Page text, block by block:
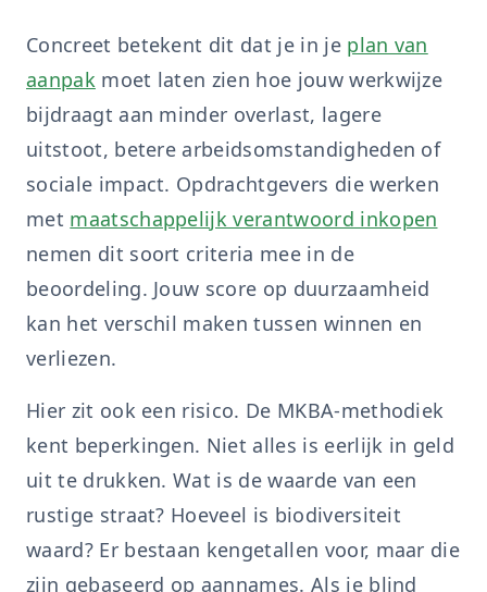
Concreet betekent dit dat je in je plan van
aanpakmoet laten zien hoe jouw werkwijze
bijdraagt aan minder overlast, lagere
uitstoot, betere arbeidsomstandigheden of
sociale impact. Opdrachtgevers die werken
met maatschappelijk verantwoord inkopen
nemen dit soort criteria mee in de
beoordeling. Jouw score op duurzaamheid
kan het verschil maken tussen winnen en
verliezen.
Hier zit ook een risico. De MKBA-methodiek
kent beperkingen. Niet alles is eerlijk in geld
uit te drukken. Wat is de waarde van een
rustige straat? Hoeveel is biodiversiteit
waard? Er bestaan kengetallen voor, maar die
zijn gebaseerd op aannames. Als je blind